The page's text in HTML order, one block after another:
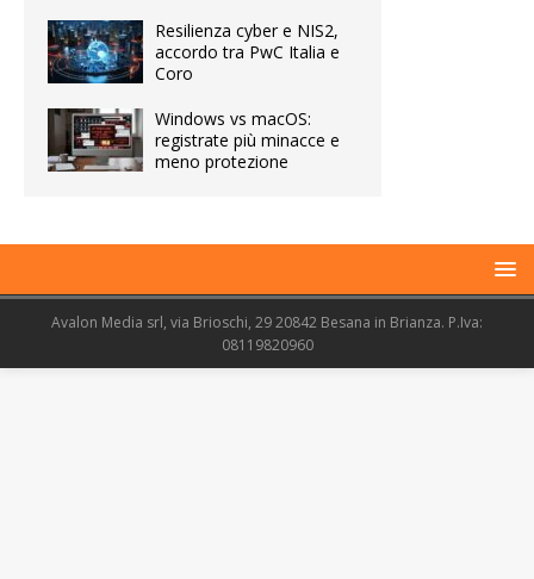
Resilienza cyber e NIS2,
accordo tra PwC Italia e
Coro
Windows vs macOS:
registrate più minacce e
meno protezione
Avalon Media srl, via Brioschi, 29 20842 Besana in Brianza. P.Iva:
08119820960